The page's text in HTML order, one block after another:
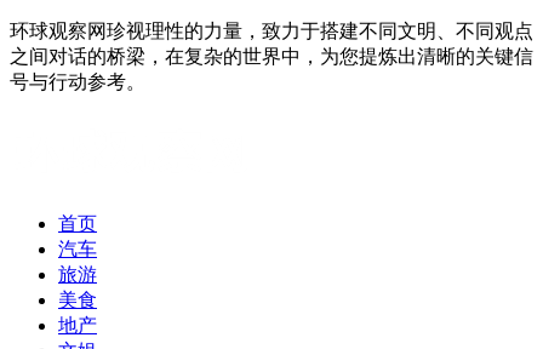
环球观察网珍视理性的力量，致力于搭建不同文明、不同观点
之间对话的桥梁，在复杂的世界中，为您提炼出清晰的关键信
号与行动参考。
首页
汽车
旅游
美食
地产